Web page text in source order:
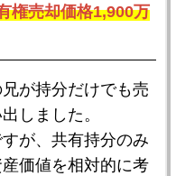
権売却価格1,900万
が持分だけでも売
しました。
が、共有持分のみ
価値を相対的に考